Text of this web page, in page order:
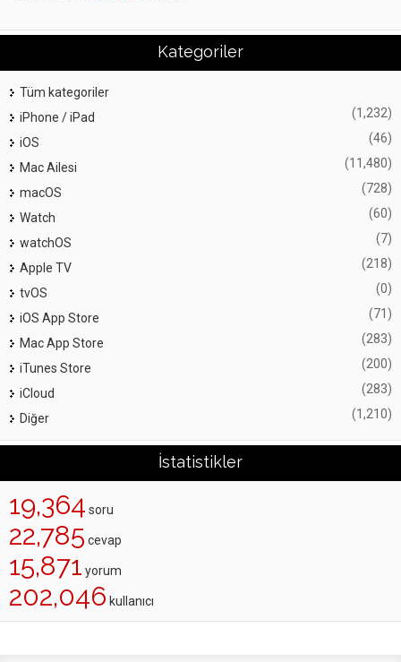
Kategoriler
Tüm kategoriler
iPhone / iPad
(1,232)
iOS (46)
Mac Ailesi (11,480)
macOS (728)
Watch (60)
watchOS (7)
Apple TV (218)
tvOS (0)
iOS App Store (71)
Mac App Store (283)
iTunes Store (200)
iCloud (283)
Diğer (1,210)
İstatistikler
19,364 soru
22,785 cevap
15,871 yorum
202,046 kullanıcı